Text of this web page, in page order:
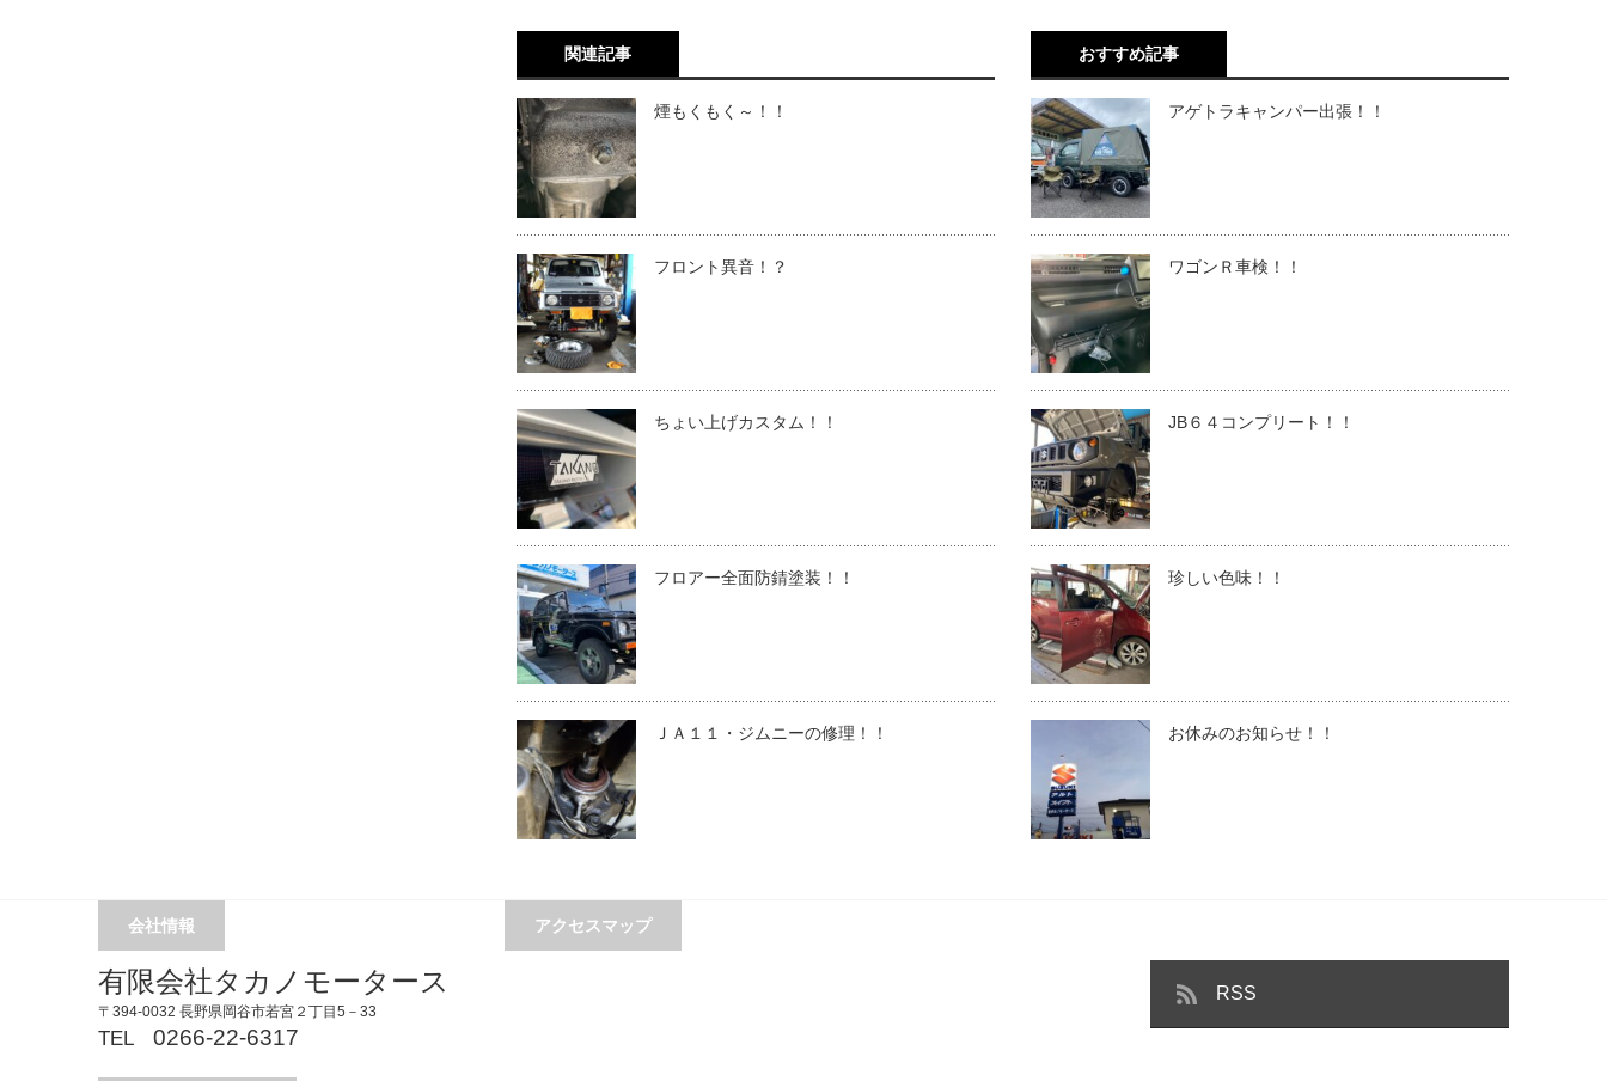
関連記事
煙もくもく～！！
フロント異音！？
ちょい上げカスタム！！
フロアー全面防錆塗装！！
ＪＡ１１・ジムニーの修理！！
おすすめ記事
アゲトラキャンパー出張！！
ワゴンＲ車検！！
JB６４コンプリート！！
珍しい色味！！
お休みのお知らせ！！
会社情報
有限会社タカノモータース
〒394-0032 長野県岡谷市若宮２丁目5－33
TEL 0266-22-6317
アクセスマップ
RSS